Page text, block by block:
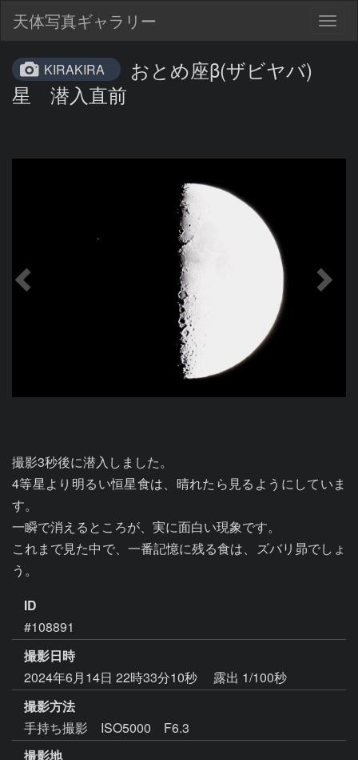
天体写真ギャラリー
KIRAKIRA
おとめ座β(ザビヤバ)
星 潜入直前
撮影3秒後に潜入しました。
4等星より明るい恒星食は、晴れたら見るようにしていま
す。
一瞬で消えるところが、実に面白い現象です。
これまで見た中で、一番記憶に残る食は、ズバリ昴でしょ
う。
ID
#108891
撮影日時
2024年6月14日 22時33分10秒
露出 1/100秒
撮影方法
手持ち撮影 ISO5000 F6.3
撮影地